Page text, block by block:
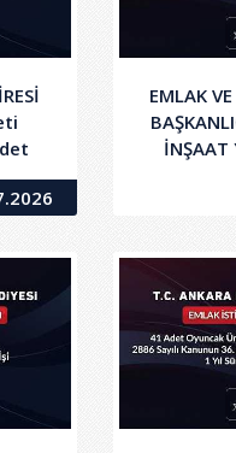
EMLAK
İNŞAAT